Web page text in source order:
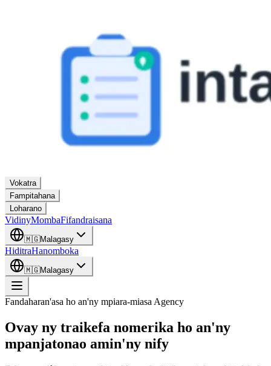
Vokatra
Fampitahana
Loharano
VidinyMombaFifandraisana
🇲🇬Malagasy
HiditraHanomboka
🇲🇬Malagasy
Fandaharan'asa ho an'ny mpiara-miasa Agency
Ovay ny traikefa nomerika ho an'ny
mpanjatonao amin'ny nify